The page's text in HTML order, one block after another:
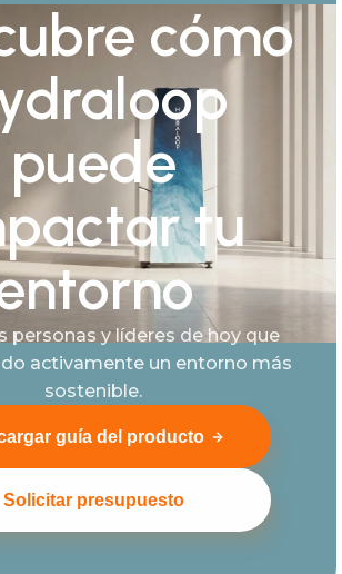
cómo
puede
tu
personas y líderes de hoy que
activamente un entorno más
sostenible.
guía del producto
Solicitar presupuesto